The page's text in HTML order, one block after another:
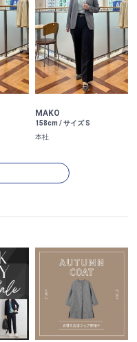
MAKO
158cm / サイズ S
本社